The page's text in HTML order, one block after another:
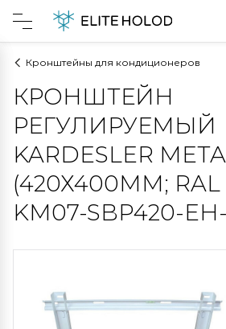
Кронштейны для кондиционеров
КРОНШТЕЙН
РЕГУЛИРУЕМЫЙ
KARDESLER
(420Х400MM; RAL
KM07-SBP420-